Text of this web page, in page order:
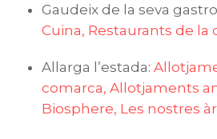
Gaudeix de la seva
Cuina, Restaurants de la
Allarga l’estada:
comarca, Allotjaments
Biosphere, Les nostres